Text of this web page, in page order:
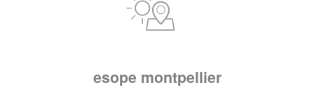
esope montpellier